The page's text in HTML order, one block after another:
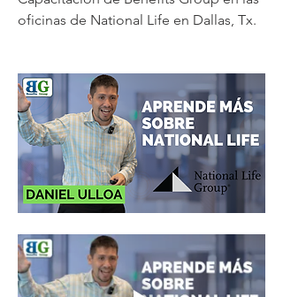
oficinas de National Life en Dallas, Tx.